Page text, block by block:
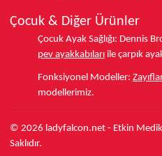
Çocuk & Diğer Ürünler
Çocuk Ayak Sağlığı: Dennis
pev ayakkabıları ile çarpık
Fonksiyonel Modeller:
modellerimiz.
© 2026 ladyfalcon.net - Etkin
Saklıdır.